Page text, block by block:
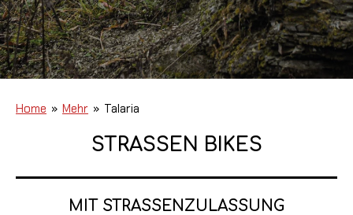
Home » Mehr » Talaria
STRASSEN BIKES
MIT STRASSENZULASSUNG